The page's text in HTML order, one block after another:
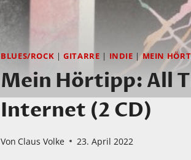
BLUES/ROCK |GITARRE | INDIE |MEIN
Mein Hörtipp: All
Internet (2 CD)
Von Claus Volke 23. April 2022